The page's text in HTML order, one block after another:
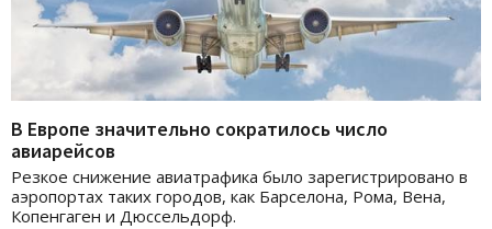
В Европе значительно сократилось число
авиарейсов
Резкое снижение авиатрафика было зарегистрировано в
аэропортах таких городов, как Барселона, Рома, Вена,
Копенгаген и Дюссельдорф.